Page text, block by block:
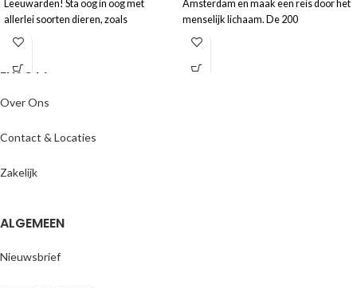
Leeuwarden! Sta oog in oog met
allerlei soorten dieren, zoals
flamingo's, luiaards, ijsberen en
• E-ticket is geldig t/m 31 december
• Reserveren is niet nodig
jaar
Amsterdam en maak een reis door het
menselijk lichaam. De 200
anatomische exemplaren tonen de
• E-ticket is geldig t/m 31-03-2026
ENJOYY
Over Ons
Contact & Locaties
Zakelijk
ALGEMEEN
Nieuwsbrief